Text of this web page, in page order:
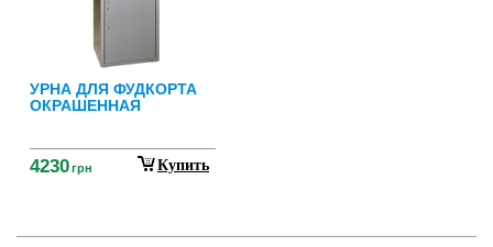
УРНА ДЛЯ ФУДКОРТА
ОКРАШЕННАЯ
4230грн Купить